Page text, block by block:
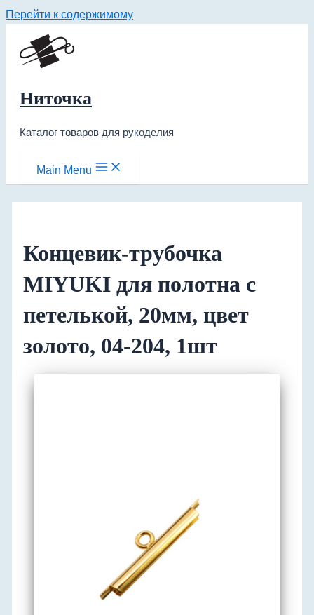
Перейти к содержимому
Ниточка
Каталог товаров для рукоделия
Main Menu
Концевик-трубочка
MIYUKI для полотна с
петелькой, 20мм, цвет
золото, 04-204, 1шт